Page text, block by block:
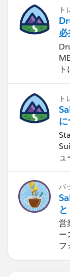
ト
ト
ュ
バ
営
ー
フ